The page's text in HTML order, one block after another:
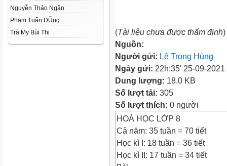
Nguyễn Thảo Ngân
Phạm Tuấn DŨng
Trà My Bùi Thị
(Tài liệu chưa được thẩm định)
Nguồn:
Người gửi: Lê Trọng Hùng
Ngày gửi: 22h:35' 25-09-2021
Dung lượng: 18.0 KB
Số lượt tải: 305
Số lượt thích: 0 người
HOÁ HỌC LỚP 8
Cả năm: 35 tuần = 70 tiết
Học kì I: 18 tuần = 36 tiết
Học kì II: 17 tuần = 34 tiết